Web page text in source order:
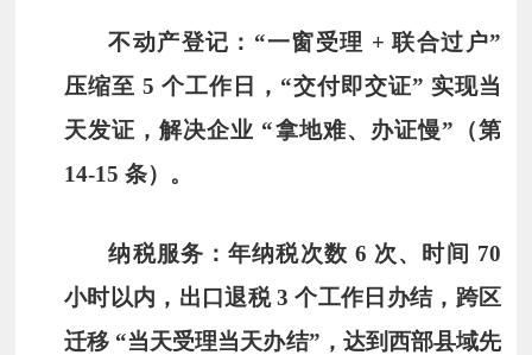
不动产登记：“一窗受理 + 联合过户”
压缩至 5 个工作日，“交付即交证” 实现当
天发证，解决企业 “拿地难、办证慢”（第
14-15 条）。
纳税服务：年纳税次数 6 次、时间 70
小时以内，出口退税 3 个工作日办结，跨区
迁移 “当天受理当天办结”，达到西部县域先